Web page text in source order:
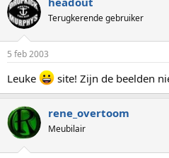
Terugkerende gebruiker
5 feb 2003
Leuke site! Zijn de beelden
rene_overtoom
Meubilair